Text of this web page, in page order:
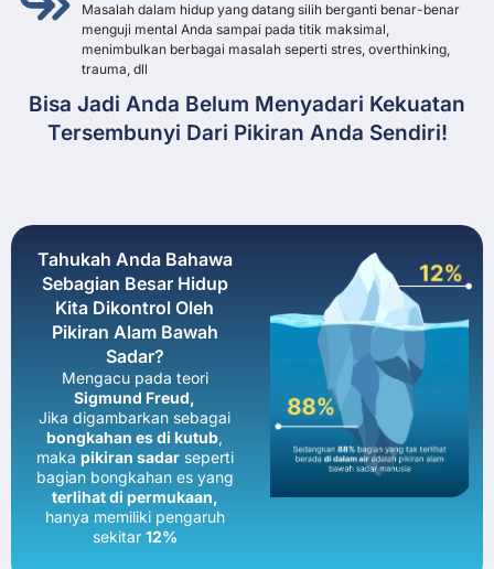
Masalah dalam hidup yang datang silih berganti benar-benar
menguji mental Anda sampai pada titik maksimal,
menimbulkan berbagai masalah seperti stres, overthinking,
trauma, dll
Bisa Jadi Anda Belum Menyadari Kekuatan
Tersembunyi Dari Pikiran Anda Sendiri!
Tahukah Anda Bahawa
Sebagian Besar Hidup
Kita Dikontrol Oleh
Pikiran Alam Bawah
Sadar?
Mengacu pada teori
Sigmund Freud,
Jika digambarkan sebagai
bongkahanes di kutub,
maka pikiran sadarseperti
bagian bongkahan es yang
terlihat di permukaan,
hanya memiliki pengaruh
sekitar 12%